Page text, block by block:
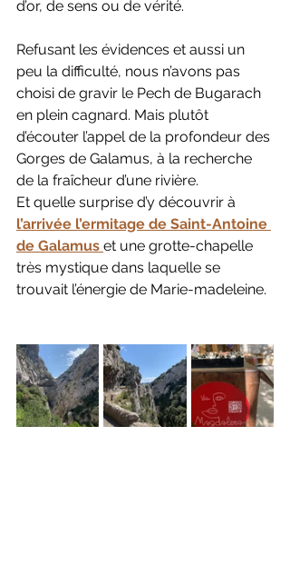
d’or, de sens ou de vérité.
Refusant les évidences et aussi un
peu la difficulté, nous n’avons pas
choisi de gravir le Pech de Bugarach
en plein cagnard. Mais plutôt
d’écouter l’appel de la profondeur des
Gorges de Galamus, à la recherche
de la fraîcheur d’une rivière.
Et quelle surprise d’y découvrir à
l’arrivée l’ermitage de Saint-Antoine
de Galamus et une grotte-chapelle
très mystique dans laquelle se
trouvait l’énergie de Marie-madeleine.